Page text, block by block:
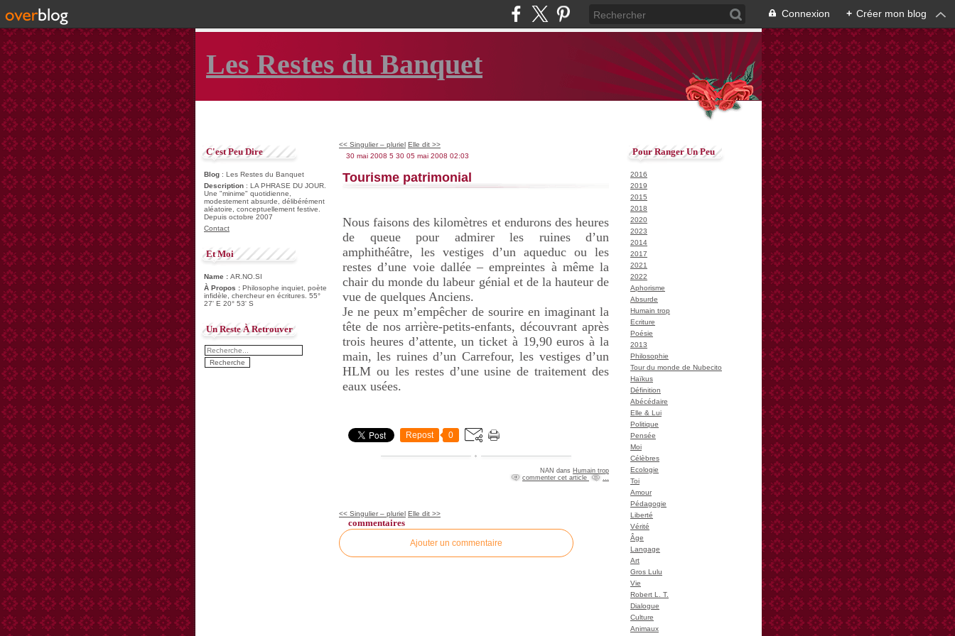
Connexion + Créer mon blog
Les Restes du Banquet
C'est Peu Dire
Blog : Les Restes du Banquet
Description : LA PHRASE DU JOUR.
Une "minime" quotidienne,
modestement absurde, délibérément
aléatoire, conceptuellement festive.
Depuis octobre 2007
Contact
Et Moi
Name : AR.NO.SI
À Propos : Philosophe inquiet, poète
infidèle, chercheur en écritures. 55°
27' E 20° 53' S
Un Reste À Retrouver
<< Singulier – pluriel Elle dit >>
30 mai 2008 5 30 05 mai 2008 02:03
Tourisme patrimonial
Nous faisons des kilomètres et endurons des heures
de queue pour admirer les ruines d’un
amphithéâtre, les vestiges d’un aqueduc ou les
restes d’une voie dallée – empreintes à même la
chair du monde du labeur génial et de la hauteur de
vue de quelques Anciens.
Je ne peux m’empêcher de sourire en imaginant la
tête de nos arrière-petits-enfants, découvrant après
trois heures d’attente, un ticket à 19,90 euros à la
main, les ruines d’un Carrefour, les vestiges d’un
HLM ou les restes d’une usine de traitement des
eaux usées.
Repost 0
NAN dans Humain trop
commenter cet article
<< Singulier – pluriel Elle dit >>
commentaires
Ajouter un commentaire
Pour Ranger Un Peu
2016
2019
2015
2018
2020
2023
2014
2017
2021
2022
Aphorisme
Absurde
Humain trop
Ecriture
Poésie
2013
Philosophie
Tour du monde de Nubecito
Haïkus
Définition
Abécédaire
Elle & Lui
Politique
Pensée
Moi
Célèbres
Ecologie
Toi
Amour
Pédagogie
Liberté
Vérité
Âge
Langage
Art
Gros Lulu
Vie
Robert L. T.
Dialogue
Culture
Animaux